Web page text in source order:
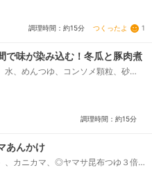
調理時間：約15分 つくったよ 1
で味が染み込む！冬瓜と豚肉煮
水、めんつゆ、コンソメ顆粒、砂
調理時間：約15分
あんかけ
、カニカマ、◎ヤマサ昆布つゆ３倍濃